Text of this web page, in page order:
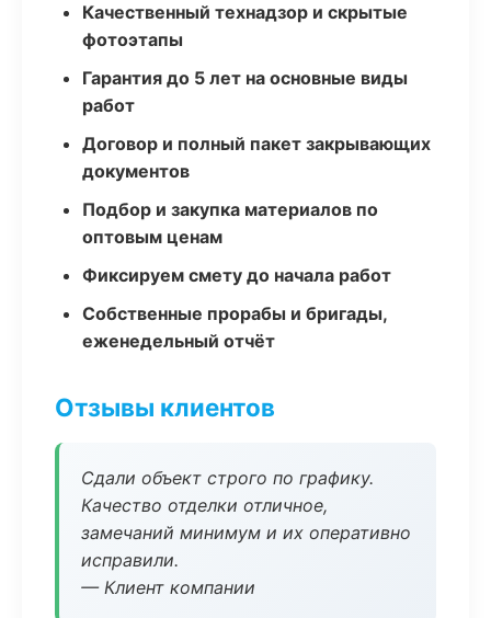
Качественный технадзор и скрытые
фотоэтапы
Гарантия до 5 лет на основные виды
работ
Договор и полный пакет закрывающих
документов
Подбор и закупка материалов по
оптовым ценам
Фиксируем смету до начала работ
Собственные прорабы и бригады,
еженедельный отчёт
Отзывы клиентов
Сдали объект строго по графику.
Качество отделки отличное,
замечаний минимум и их оперативно
исправили.
— Клиент компании